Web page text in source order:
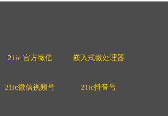
21ic 官方微信 嵌入式微处理器
21ic微信视频号 21ic抖音号